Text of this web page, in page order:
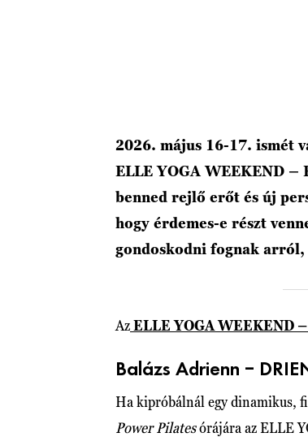
2026. május 16-17. ismét
ELLE YOGA WEEKEND
benned rejlő erőt és új
hogy érdemes-e részt
gondoskodni fognak arról,
AzELLE YOGA WEEKEND
Balázs Adrienn –
Ha kipróbálnál egy dinamikus,
Power Pilatesórájára az ELLE